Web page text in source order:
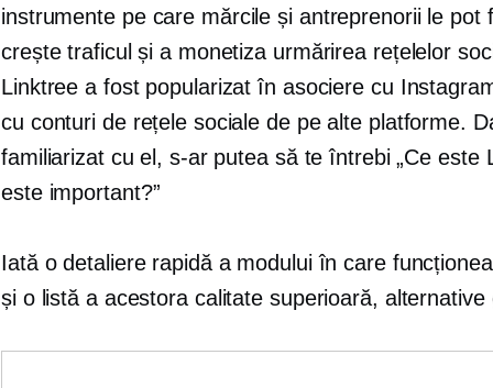
instrumente pe care mărcile și antreprenorii le pot
crește traficul și a monetiza urmărirea rețelelor
Linktree a fost popularizat în asociere cu
cu conturi de rețele sociale de pe alte platforme.
familiarizat cu el, s-ar putea să te întrebi „Ce este
este important?”
Iată o detaliere rapidă a modului în care
și o listă a acestora calitate superioară, alternative